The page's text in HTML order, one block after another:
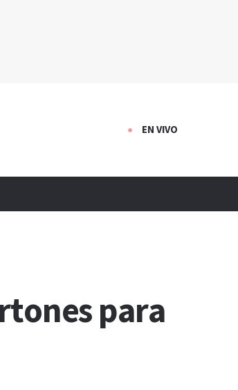
EN VIVO
para